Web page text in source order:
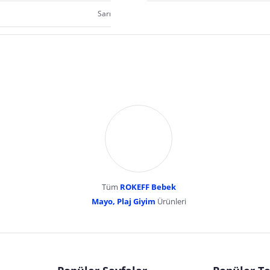
Sarı
Tüm ROKEFF Bebek
Mayo, Plaj Giyim Ürünleri